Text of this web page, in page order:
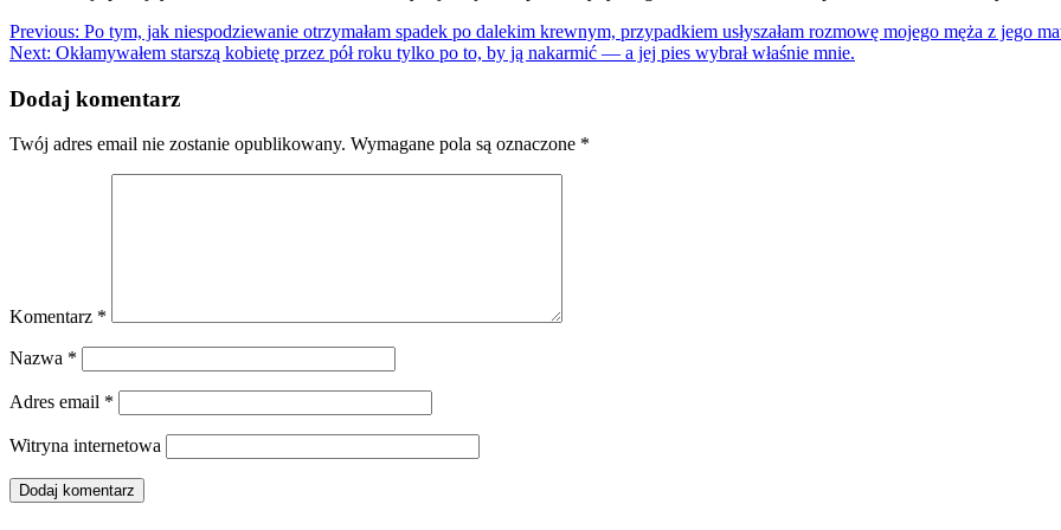
Nawigacja
wpisu
Previous: Po tym, jak niespodziewanie otrzymałam spadek po dalekim krewnym, przypadkiem usłyszałam rozmowę mojego męża z jego
Next: Okłamywałem starszą kobietę przez pół roku tylko po to, by ją nakarmić — a jej pies wybrał właśnie mnie.
Dodaj komentarz
Twój adres email nie zostanie opublikowany. Wymagane pola są oznaczone *
Komentarz *
Nazwa *
Adres email *
Witryna internetowa